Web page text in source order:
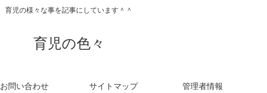
育児の様々な事を記事にしています＾＾
育児の色々
お問い合わせ サイトマップ 管理者情報